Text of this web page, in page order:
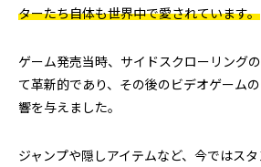
ターたち自体も世界中で愛されています。
ゲーム発売当時、サイドスクローリング
て革新的であり、その後のビデオゲーム
響を与えました。
ジャンプや隠しアイテムなど、今ではス